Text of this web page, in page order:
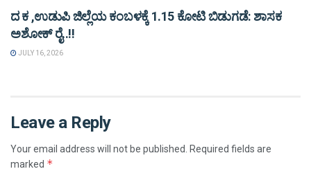
ದ ಕ ,ಉಡುಪಿ ಜಿಲ್ಲೆಯ ಕಂಬಳಕ್ಕೆ 1.15 ಕೋಟಿ ಬಿಡುಗಡೆ: ಶಾಸಕ
ಅಶೋಕ್ ರೈ..!!
JULY 16, 2026
Leave a Reply
Your email address will not be published. Required fields are
marked *